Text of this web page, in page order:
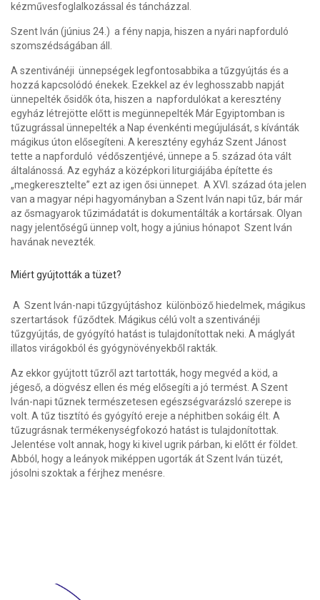
kézművesfoglalkozással és táncházzal.
Szent Iván (június 24.) a fény napja, hiszen a nyári napforduló
szomszédságában áll.
A szentivánéji ünnepségek legfontosabbika a tűzgyújtás és a
hozzá kapcsolódó énekek. Ezekkel az év leghosszabb napját
ünnepelték ősidők óta, hiszen a napfordulókat a keresztény
egyház létrejötte előtt is megünnepelték Már Egyiptomban is
tűzugrással ünnepelték a Nap évenkénti megújulását, s kívánták
mágikus úton elősegíteni. A keresztény egyház Szent Jánost
tette a napforduló védőszentjévé, ünnepe a 5. század óta vált
általánossá. Az egyház a középkori liturgiájába építette és
„megkeresztelte” ezt az igen ősi ünnepet. A XVI. század óta jelen
van a magyar népi hagyományban a Szent Iván napi tűz, bár már
az ősmagyarok tűzimádatát is dokumentálták a kortársak. Olyan
nagy jelentőségű ünnep volt, hogy a június hónapot Szent Iván
havának nevezték.
Miért gyújtották a tüzet?
A Szent Iván-napi tűzgyújtáshoz különböző hiedelmek, mágikus
szertartások fűződtek. Mágikus célú volt a szentivánéji
tűzgyújtás, de gyógyító hatást is tulajdonítottak neki. A máglyát
illatos virágokból és gyógynövényekből rakták.
Az ekkor gyújtott tűzről azt tartották, hogy megvéd a köd, a
jégeső, a dögvész ellen és még elősegíti a jó termést. A Szent
Iván­-napi tűznek természetesen egészségvarázsló szerepe is
volt. A tűz tisztító és gyógyító ereje a néphitben sokáig élt. A
tűzugrásnak termékenységfokozó hatást is tulajdonítottak.
Jelentése volt annak, hogy ki kivel ugrik párban, ki előtt ér földet.
Abból, hogy a leányok miképpen ugorták át Szent Iván tüzét,
jósolni szoktak a férjhez menésre.